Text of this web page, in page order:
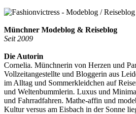
Münchner Modeblog & Reiseblog
Seit 2009
Die Autorin
Cornelia. Münchnerin von Herzen und
Vollzeitangestellte und Bloggerin aus
im Alltag und Sommerkleidchen auf
und Weltenbummlerin. Luxus und
und Fahrradfahren. Mathe-affin und
Kultur versus am Eisbach in der Sonne